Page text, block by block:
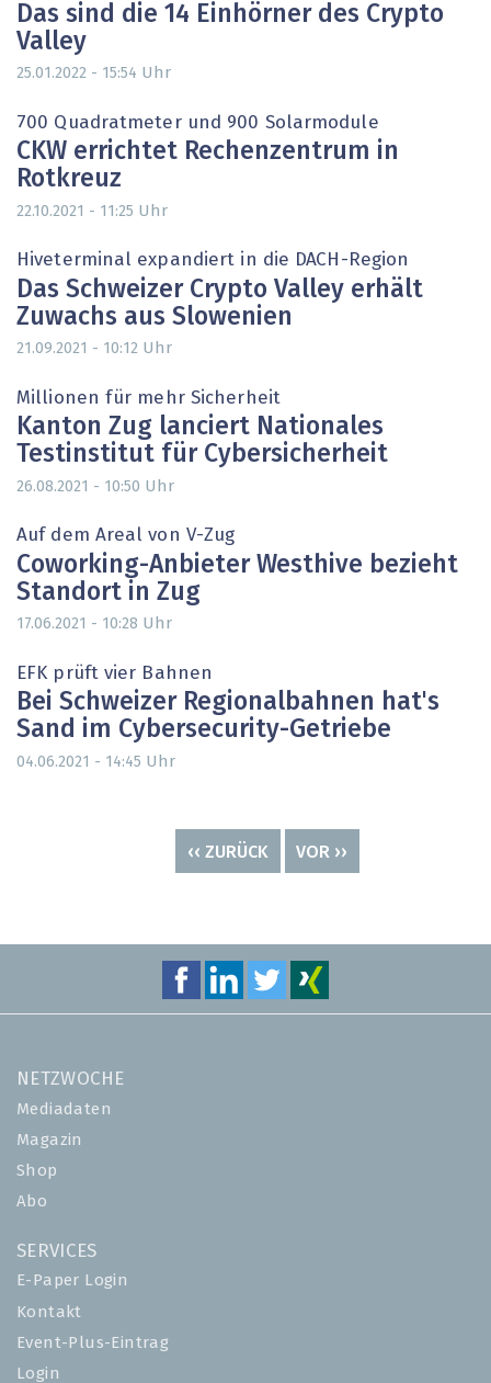
Das sind die 14 Einhörner des Crypto
Valley
25.01.2022 - 15:54 Uhr
700 Quadratmeter und 900 Solarmodule
CKW errichtet Rechenzentrum in
Rotkreuz
22.10.2021 - 11:25 Uhr
Hiveterminal expandiert in die DACH-Region
Das Schweizer Crypto Valley erhält
Zuwachs aus Slowenien
21.09.2021 - 10:12 Uhr
Millionen für mehr Sicherheit
Kanton Zug lanciert Nationales
Testinstitut für Cybersicherheit
26.08.2021 - 10:50 Uhr
Auf dem Areal von V-Zug
Coworking-Anbieter Westhive bezieht
Standort in Zug
17.06.2021 - 10:28 Uhr
EFK prüft vier Bahnen
Bei Schweizer Regionalbahnen hat's
Sand im Cybersecurity-Getriebe
04.06.2021 - 14:45 Uhr
VORHERIGE
‹‹ ZURÜCK
NÄCHSTE
VOR ››
NETZWOCHE
Mediadaten
Magazin
Shop
Abo
SERVICES
E-Paper Login
Kontakt
Event-Plus-Eintrag
Login